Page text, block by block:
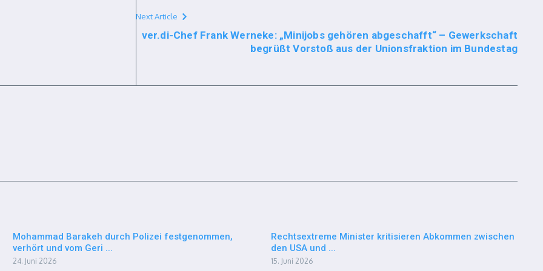
Next Article
ver.di-Chef Frank Werneke: „Minijobs gehören abgeschafft“ – Gewerkschaft
begrüßt Vorstoß aus der Unionsfraktion im Bundestag
Mohammad Barakeh durch Polizei festgenommen,
verhört und vom Geri ...
24. Juni 2026
Rechtsextreme Minister kritisieren Abkommen zwischen
den USA und ...
15. Juni 2026